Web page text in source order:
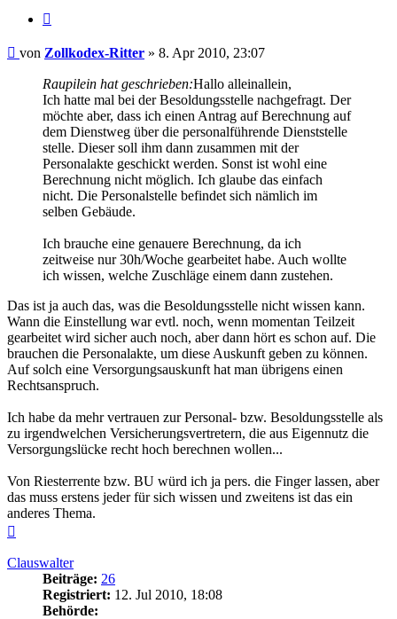
Beitrag
von Zollkodex-Ritter » 8. Apr 2010, 23:07
Raupilein hat geschrieben:Hallo alleinallein,
Ich hatte mal bei der Besoldungsstelle nachgefragt. Der
möchte aber, dass ich einen Antrag auf Berechnung auf
dem Dienstweg über die personalführende Dienststelle
stelle. Dieser soll ihm dann zusammen mit der
Personalakte geschickt werden. Sonst ist wohl eine
Berechnung nicht möglich. Ich glaube das einfach
nicht. Die Personalstelle befindet sich nämlich im
selben Gebäude.
Ich brauche eine genauere Berechnung, da ich
zeitweise nur 30h/Woche gearbeitet habe. Auch wollte
ich wissen, welche Zuschläge einem dann zustehen.
Das ist ja auch das, was die Besoldungsstelle nicht wissen kann.
Wann die Einstellung war evtl. noch, wenn momentan Teilzeit
gearbeitet wird sicher auch noch, aber dann hört es schon auf. Die
brauchen die Personalakte, um diese Auskunft geben zu können.
Auf solch eine Versorgungsauskunft hat man übrigens einen
Rechtsanspruch.
Ich habe da mehr vertrauen zur Personal- bzw. Besoldungsstelle als
zu irgendwelchen Versicherungsvertretern, die aus Eigennutz die
Versorgungslücke recht hoch berechnen wollen...
Von Riesterrente bzw. BU würd ich ja pers. die Finger lassen, aber
das muss erstens jeder für sich wissen und zweitens ist das ein
anderes Thema.
Clauswalter
Beiträge: 26
Registriert: 12. Jul 2010, 18:08
Behörde: